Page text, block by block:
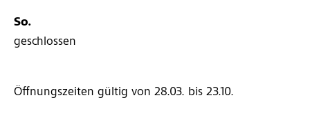
So.
geschlossen
Öffnungszeiten gültig von 28.03. bis 23.10.